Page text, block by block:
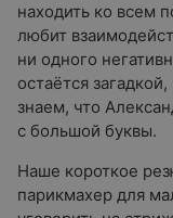
находить ко всем
любит
ни одного
остаётся
знаем, что
с большой буквы.
Наше короткое
парикмахер для